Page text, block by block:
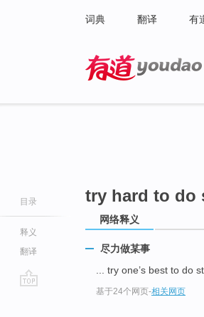
词典 翻译 有
目录
释义
翻译
try hard to do
网络释义
尽力做某事
... try one’s best to do
基于24个网页-相关网页